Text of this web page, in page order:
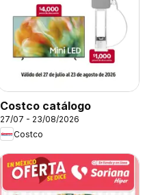
Costco catálogo
27/07 - 23/08/2026
Costco